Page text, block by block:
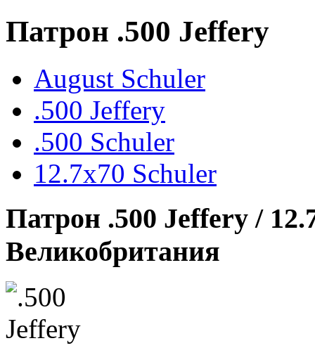
Патрон .500 Jeffery
August Schuler
.500 Jeffery
.500 Schuler
12.7x70 Schuler
Патрон .500 Jeffery /
Великобритания